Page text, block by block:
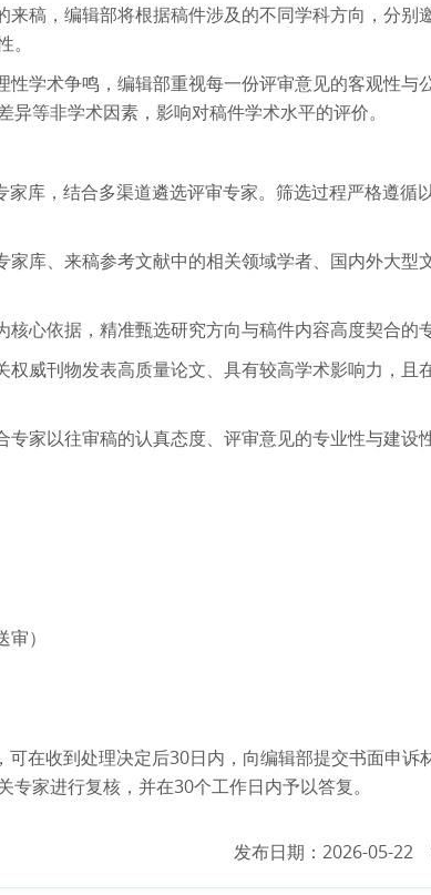
稿，编辑部将根据稿件涉及的不同学科方向，分别
性学术争鸣，编辑部重视每一份评审意见的客观性与
等非学术因素，影响对稿件学术水平的评价。
库，结合多渠道遴选评审专家。筛选过程严格遵循
库、来稿参考文献中的相关领域学者、国内外大型
心依据，精准甄选研究方向与稿件内容高度契合的专
权威刊物发表高质量论文、具有较高学术影响力，且
专家以往审稿的认真态度、评审意见的专业性与建设
）
可在收到处理决定后30日内，向编辑部提交书面申诉
专家进行复核，并在30个工作日内予以答复。
发布日期：2026-05-22